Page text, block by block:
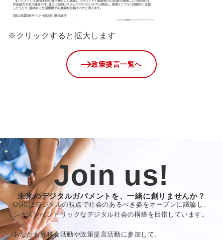
※クリックすると拡大します
政策提言一覧へ
Join us!
未来のデジタルガバメントを、一緒に創りませんか？
OGCはデジタルの視点で社会のあるべき姿をオープンに議論し、
シチズンセントリックなデジタル社会の構築を目指しています。
あなたも分科会活動や政策提言活動に参加して、